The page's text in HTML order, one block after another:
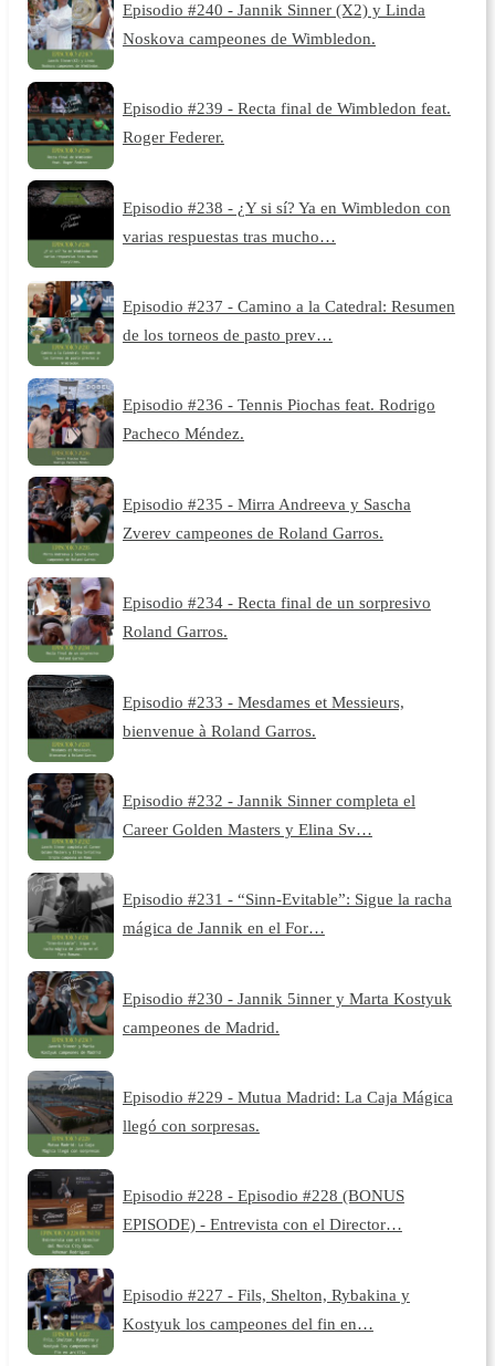
Episodio #240 - Jannik Sinner (X2) y Linda
Noskova campeones de Wimbledon.
Episodio #239 - Recta final de Wimbledon feat.
Roger Federer.
Episodio #238 - ¿Y si sí? Ya en Wimbledon con
varias respuestas tras mucho…
Episodio #237 - Camino a la Catedral: Resumen
de los torneos de pasto prev…
Episodio #236 - Tennis Piochas feat. Rodrigo
Pacheco Méndez.
Episodio #235 - Mirra Andreeva y Sascha
Zverev campeones de Roland Garros.
Episodio #234 - Recta final de un sorpresivo
Roland Garros.
Episodio #233 - Mesdames et Messieurs,
bienvenue à Roland Garros.
Episodio #232 - Jannik Sinner completa el
Career Golden Masters y Elina Sv…
Episodio #231 - “Sinn-Evitable”: Sigue la racha
mágica de Jannik en el For…
Episodio #230 - Jannik 5inner y Marta Kostyuk
campeones de Madrid.
Episodio #229 - Mutua Madrid: La Caja Mágica
llegó con sorpresas.
Episodio #228 - Episodio #228 (BONUS
EPISODE) - Entrevista con el Director…
Episodio #227 - Fils, Shelton, Rybakina y
Kostyuk los campeones del fin en…